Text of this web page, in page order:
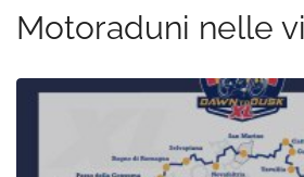
Motoraduni nelle